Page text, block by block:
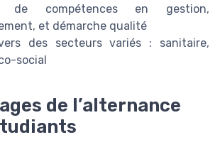
de compétences en gestion,
et démarche qualité
des secteurs variés : sanitaire,
social
de l’alternance